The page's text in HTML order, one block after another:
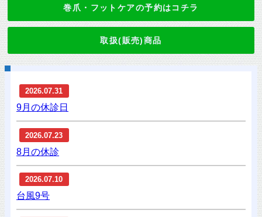
巻爪・フットケアの予約はコチラ
取扱(販売)商品
2026.07.31
9月の休診日
2026.07.23
8月の休診
2026.07.10
台風9号